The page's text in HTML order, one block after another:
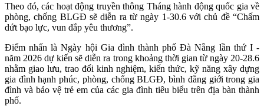
Theo đó, các hoạt động truyền thông Tháng hành động quốc gia về
phòng, chống BLGĐ sẽ diễn ra từ ngày 1-30.6 với chủ đề “Chấm
dứt bạo lực, vun đắp yêu thương”.
Điểm nhấn là Ngày hội Gia đình thành phố Đà Nẵng lần thứ I -
năm 2026 dự kiến sẽ diễn ra trong khoảng thời gian từ ngày 20-28.6
nhằm giao lưu, trao đổi kinh nghiệm, kiến thức, kỹ năng xây dựng
gia đình hạnh phúc, phòng, chống BLGĐ, bình đẳng giới trong gia
đình và bảo vệ trẻ em của các gia đình tiêu biểu trên địa bàn thành
phố.